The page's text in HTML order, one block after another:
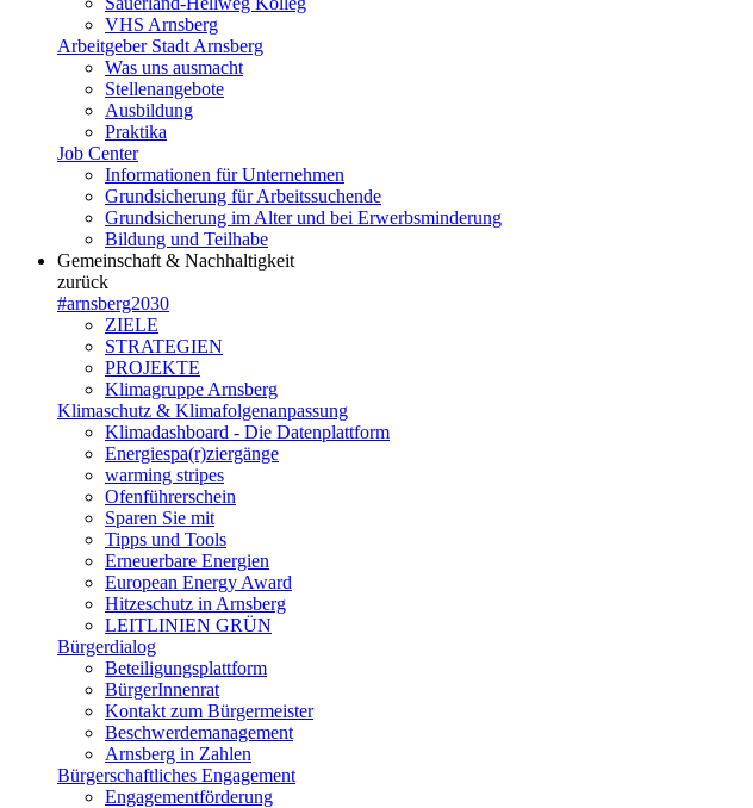
VHS Arnsberg
Arbeitgeber Stadt Arnsberg
Was uns ausmacht
Stellenangebote
Ausbildung
Praktika
Job Center
Informationen für Unternehmen
Grundsicherung für Arbeitssuchende
Grundsicherung im Alter und bei Erwerbsminderung
Bildung und Teilhabe
Gemeinschaft & Nachhaltigkeit
zurück
#arnsberg2030
ZIELE
STRATEGIEN
PROJEKTE
Klimagruppe Arnsberg
Klimaschutz & Klimafolgenanpassung
Klimadashboard - Die Datenplattform
Energiespa(r)ziergänge
warming stripes
Ofenführerschein
Sparen Sie mit
Tipps und Tools
Erneuerbare Energien
European Energy Award
Hitzeschutz in Arnsberg
LEITLINIEN GRÜN
Bürgerdialog
Beteiligungsplattform
BürgerInnenrat
Kontakt zum Bürgermeister
Beschwerdemanagement
Arnsberg in Zahlen
Bürgerschaftliches Engagement
Engagementförderung